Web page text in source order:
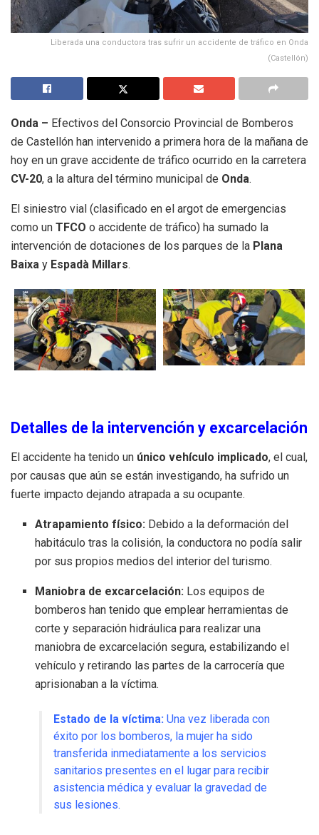
Liberada una conductora tras sufrir un accidente de tráfico en Onda
(Castellón)
Onda – Efectivos del Consorcio Provincial de Bomberos
de Castellón han intervenido a primera hora de la mañana de
hoy en un grave accidente de tráfico ocurrido en la carretera
CV-20, a la altura del término municipal de Onda.
El siniestro vial (clasificado en el argot de emergencias
como un TFCO o accidente de tráfico) ha sumado la
intervención de dotaciones de los parques de la Plana
Baixa y Espadà Millars.
Detalles de la intervención y excarcelación
El accidente ha tenido un único vehículo implicado, el cual,
por causas que aún se están investigando, ha sufrido un
fuerte impacto dejando atrapada a su ocupante.
Atrapamiento físico: Debido a la deformación del
habitáculo tras la colisión, la conductora no podía salir
por sus propios medios del interior del turismo.
Maniobra de excarcelación: Los equipos de
bomberos han tenido que emplear herramientas de
corte y separación hidráulica para realizar una
maniobra de excarcelación segura, estabilizando el
vehículo y retirando las partes de la carrocería que
aprisionaban a la víctima.
Estado de la víctima: Una vez liberada con
éxito por los bomberos, la mujer ha sido
transferida inmediatamente a los servicios
sanitarios presentes en el lugar para recibir
asistencia médica y evaluar la gravedad de
sus lesiones.